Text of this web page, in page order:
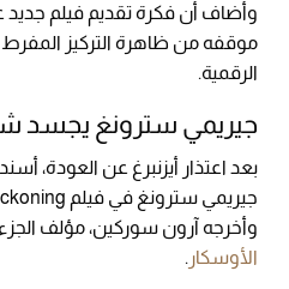
وأضاف أن فكرة تقديم فيلم جديد
موقفه من ظاهرة التركيز
الرقمية.
جيريمي سترونغ يجسد
بعد اعتذار أيزنبرغ عن العودة،
وأخرجه آرون سوركين، مؤلف الجزء
الأوسكار .